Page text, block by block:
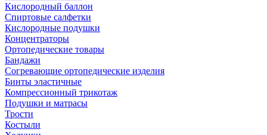
Кислородный баллон
Спиртовые салфетки
Кислородные подушки
Концентраторы
Ортопедические товары
Бандажи
Согревающие ортопедические изделия
Бинты эластичные
Компрессионный трикотаж
Подушки и матрасы
Трости
Костыли